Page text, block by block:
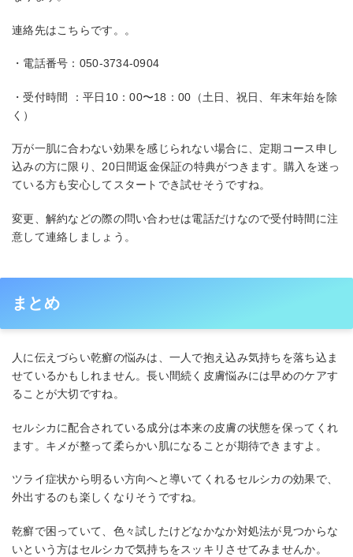
連絡先はこちらです。。
・電話番号：050-3734-0904
・受付時間 ：平日10：00〜18：00（土日、祝日、年末年始を除
く）
万が一肌に合わない効果を感じられない場合に、定期コース申し
込みの方に限り、20日間返金保証の特典がつきます。購入を迷っ
ている方も安心してスタートでき試せそうですね。
変更、解約などの際の問い合わせは電話だけなので受付時間に注
意して連絡しましょう。
まとめ
人に伝えづらい乾癬の悩みは、一人で抱え込み気持ちを落ち込ま
せているかもしれません。長い間続く皮膚悩みには早めのケアす
ることが大切ですね。
セルシカに配合されている成分は本来の皮膚の状態を保ってくれ
ます。キメが整って柔らかい肌になることが期待できますよ。
ツライ症状から明るい方向へと導いてくれるセルシカの効果で、
外出するのも楽しくなりそうですね。
乾癬で困っていて、色々試したけどなかなか対処法が見つからな
いという方はセルシカで気持ちをスッキリさせてみませんか。